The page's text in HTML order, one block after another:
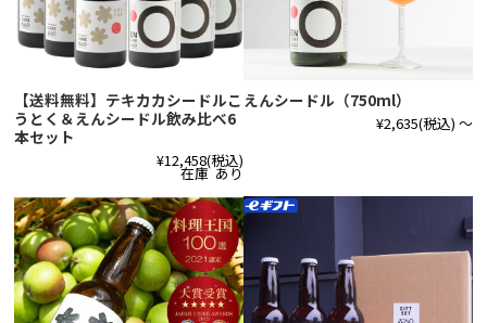
【送料無料】テキカカシードルこ
うとく＆えんシードル飲み比べ6
本セット
¥12,458(税込)
在庫 あり
えんシードル（750ml）
¥2,635(税込) ～